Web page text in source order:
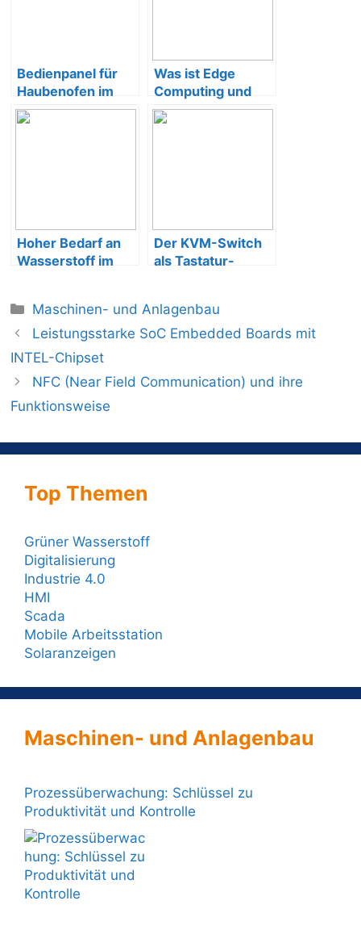
Bedienpanel für
Haubenofen im
Anlagenbau
Was ist Edge
Computing und
wie funktioniert
es?
Hoher Bedarf an
Wasserstoff im
Der KVM-Switch
als Tastatur-
Maschinen- und Anlagenbau
Leistungsstarke SoC Embedded Boards mit
INTEL-Chipset
NFC (Near Field Communication) und ihre
Funktionsweise
Top Themen
Grüner Wasserstoff
Digitalisierung
Industrie 4.0
HMI
Scada
Mobile Arbeitsstation
Solaranzeigen
Maschinen- und Anlagenbau
Prozessüberwachung: Schlüssel zu
Produktivität und Kontrolle